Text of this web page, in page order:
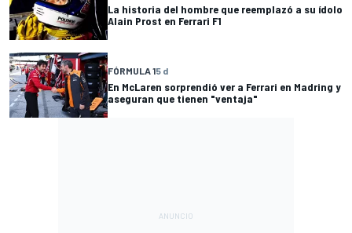
La historia del hombre que reemplazó a su ídolo
Alain Prost en Ferrari F1
FÓRMULA 15 d
En McLaren sorprendió ver a Ferrari en Madring y
aseguran que tienen "ventaja"